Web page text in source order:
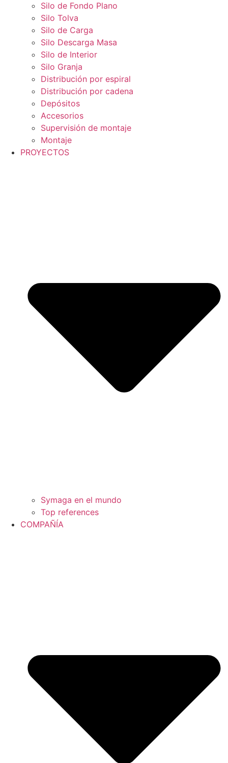
Silo de Fondo Plano
Silo Tolva
Silo de Carga
Silo Descarga Masa
Silo de Interior
Silo Granja
Distribución por espiral
Distribución por cadena
Depósitos
Accesorios
Supervisión de montaje
Montaje
PROYECTOS
Symaga en el mundo
Top references
COMPAÑÍA